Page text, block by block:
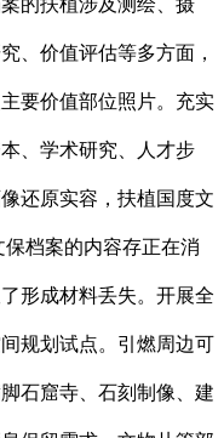
、价值评估等多方面，
要价值部位照片。充实
、学术研究、人才步
还原实容，扶植国度文
档案的内容存正在消
形成材料丢失。开展全
规划试点。引燃周边可
石窟寺、石刻制像、建